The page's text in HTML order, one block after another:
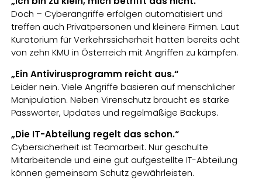
Doch – Cyberangriffe erfolgen automatisiert und
treffen auch Privatpersonen und kleinere Firmen. Laut
Kuratorium für Verkehrssicherheit hatten bereits acht
von zehn KMU in Österreich mit Angriffen zu kämpfen.
„Ein Antivirusprogramm reicht aus.“
Leider nein. Viele Angriffe basieren auf menschlicher
Manipulation. Neben Virenschutz braucht es starke
Passwörter, Updates und regelmäßige Backups.
„Die IT-Abteilung regelt das schon.“
Cybersicherheit ist Teamarbeit. Nur geschulte
Mitarbeitende und eine gut aufgestellte IT-Abteilung
können gemeinsam Schutz gewährleisten.